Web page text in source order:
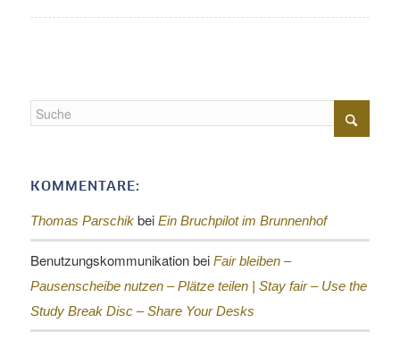
KOMMENTARE:
Thomas Parschikbei Ein Bruchpilot im Brunnenhof
Benutzungskommunikationbei Fair bleiben –
Pausenscheibe nutzen – Plätze teilen | Stay fair – Use the
Study Break Disc – Share Your Desks